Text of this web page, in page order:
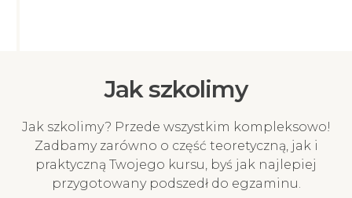
Jak szkolimy
Jak szkolimy? Przede wszystkim kompleksowo!
Zadbamy zarówno o część teoretyczną, jak i
praktyczną Twojego kursu, byś jak najlepiej
przygotowany podszedł do egzaminu.